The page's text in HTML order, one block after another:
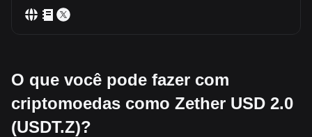
O que você pode fazer com
criptomoedas como Zether USD 2.0
(USDT.Z)?